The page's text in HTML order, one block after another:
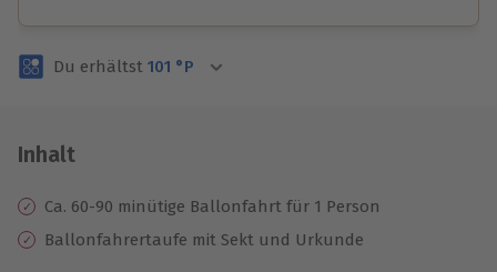
Volle Flexibilität
3 Jahre gültig & verlängerbar.
Du erhältst 101 °P
Inhalt
Ca. 60-90 minütige Ballonfahrt für 1 Person
Ballonfahrertaufe mit Sekt und Urkunde